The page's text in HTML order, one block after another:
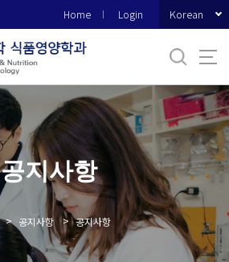
Home Login Korean
공지사항
> 공지사항 > 공지사항